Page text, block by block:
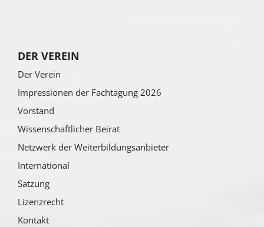
DER VEREIN
Der Verein
Impressionen der Fachtagung 2026
Vorstand
Wissenschaftlicher Beirat
Netzwerk der Weiterbildungsanbieter
International
Satzung
Lizenzrecht
Kontakt